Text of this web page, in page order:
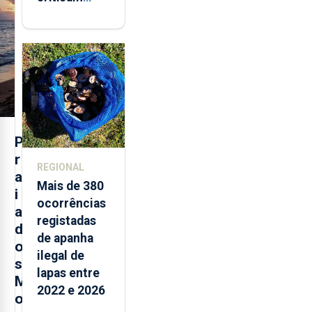
P
r
a
i
a
d
o
s
M
o
brancas com
selo Marca
Açores
REGIONAL
Mais de 380
ocorrências
registadas
de apanha
ilegal de
lapas entre
2022 e 2026